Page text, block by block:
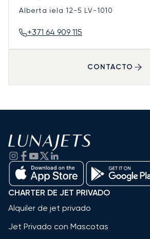
Alberta iela 12-5 LV-1010
+371 64 909 115
CONTACTO
CHARTER DE JET PRIVADO
Alquiler de jet privado
Jet Privado con Mascotas